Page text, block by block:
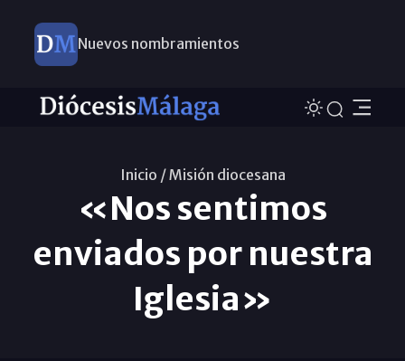
Nuevos nombramientos
Inicio /Misión diocesana
«Nos sentimos
enviados por nuestra
Iglesia»